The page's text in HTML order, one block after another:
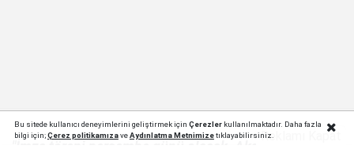
Bu sitede kullanıcı deneyimlerini geliştirmek için Çerezlerkullanılmaktadır. Daha fazla
bilgi için;Çerez politikamızaveAydınlatma Metnimizetıklayabilirsiniz.Reklamı Kapat